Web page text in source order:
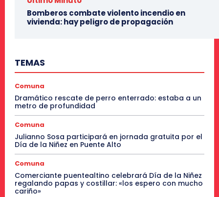
Bomberos combate violento incendio en
vivienda: hay peligro de propagación
TEMAS
Comuna
Dramático rescate de perro enterrado: estaba a un
metro de profundidad
Comuna
Julianno Sosa participará en jornada gratuita por el
Día de la Niñez en Puente Alto
Comuna
Comerciante puentealtino celebrará Día de la Niñez
regalando papas y costillar: «los espero con mucho
cariño»